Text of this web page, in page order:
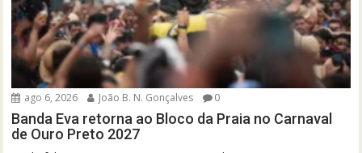
ago 6, 2026 João B. N. Gonçalves 0
Banda Eva retorna ao Bloco da Praia no Carnaval
de Ouro Preto 2027